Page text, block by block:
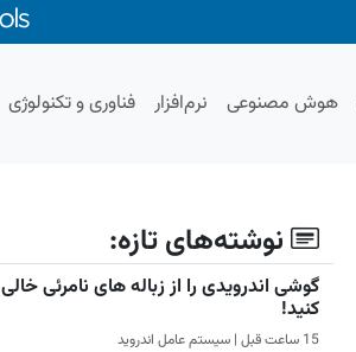
هوش مصنوعی نرم‌افزار فناوری و تکنولوژی
نوشته‌های تازه:
گوشی اندرویدی را از زباله های نامرئی خالی
کنید!
15 ساعت قبل | سیستم عامل اندروید